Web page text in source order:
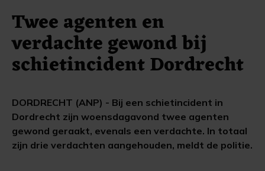
Twee agenten en
verdachte gewond bij
schietincident Dordrecht
DORDRECHT (ANP) - Bij een schietincident in
Dordrecht zijn woensdagavond twee agenten
gewond geraakt, evenals een verdachte. In totaal
zijn drie verdachten aangehouden, meldt de politie.